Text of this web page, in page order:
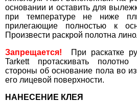
основании и оставить для
при температуре не ниже
прилегающие полностью к
Произвести раскрой полотна
Запрещается! При раскатке
Tarkett протаскивать
стороны об основание пола во
его лицевой поверхности.
НАНЕСЕНИЕ КЛЕЯ